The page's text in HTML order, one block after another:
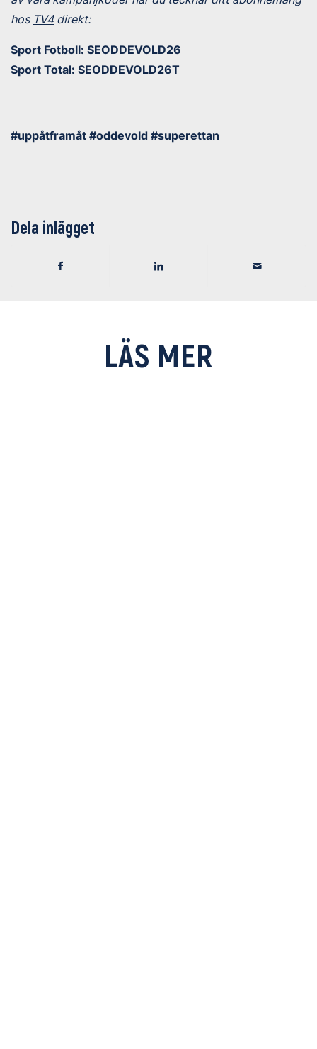
hos TV4direkt:
Sport Fotboll: SEODDEVOLD26
Sport Total: SEODDEVOLD26T
#uppåtframåt #oddevold #superettan
Dela inlägget
LÄS MER